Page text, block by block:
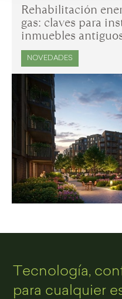
Rehabilitación
gas: claves para
inmuebles
NOVEDADES
Tecnología,
para cualquier